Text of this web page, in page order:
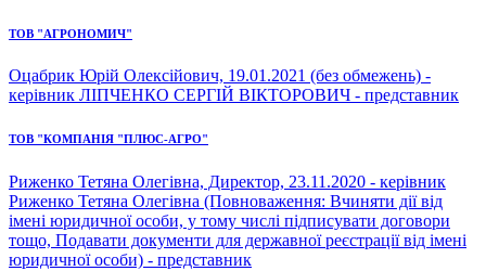
ТОВ "АГРОНОМИЧ"
Оцабрик Юрій Олексійович, 19.01.2021 (без обмежень) -
керівник ЛІПЧЕНКО СЕРГІЙ ВІКТОРОВИЧ - представник
ТОВ "КОМПАНІЯ "ПЛЮС-АГРО"
Риженко Тетяна Олегівна, Директор, 23.11.2020 - керівник
Риженко Тетяна Олегівна (Повноваження: Вчиняти дії від
імені юридичної особи, у тому числі підписувати договори
тощо, Подавати документи для державної реєстрації від імені
юридичної особи) - представник